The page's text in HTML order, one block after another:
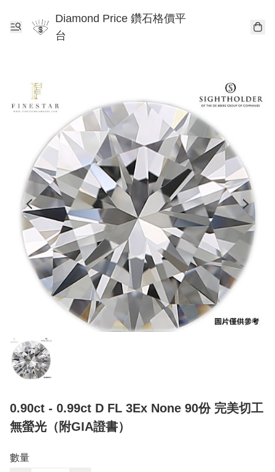
Diamond Price 鑽石格價平
台
0.90ct - 0.99ct D FL 3Ex None 90份 完美切工
無螢光（附GIA證書）
數量